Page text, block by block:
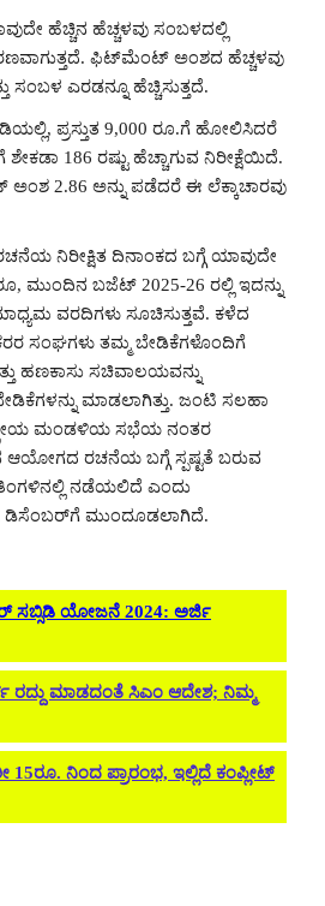
ಹೆಚ್ಚಿನ ಹೆಚ್ಚಳವು ಸಂಬಳದಲ್ಲಿ
ಫಿಟ್‌ಮೆಂಟ್ ಅಂಶದ ಹೆಚ್ಚಳವು
ಎರಡನ್ನೂ ಹೆಚ್ಚಿಸುತ್ತದೆ.
ಪ್ರಸ್ತುತ 9,000 ರೂ.ಗೆ ಹೋಲಿಸಿದರೆ
186 ರಷ್ಟು ಹೆಚ್ಚಾಗುವ ನಿರೀಕ್ಷೆಯಿದೆ.
ಅಂಶ 2.86 ಅನ್ನು ಪಡೆದರೆ ಈ ಲೆಕ್ಕಾಚಾರವು
ನಿರೀಕ್ಷಿತ ದಿನಾಂಕದ ಬಗ್ಗೆ ಯಾವುದೇ
ಮುಂದಿನ ಬಜೆಟ್ 2025-26 ರಲ್ಲಿ ಇದನ್ನು
ವರದಿಗಳು ಸೂಚಿಸುತ್ತವೆ. ಕಳೆದ
ಸಂಘಗಳು ತಮ್ಮ ಬೇಡಿಕೆಗಳೊಂದಿಗೆ
ಹಣಕಾಸು ಸಚಿವಾಲಯವನ್ನು
ಮಾಡಲಾಗಿತ್ತು. ಜಂಟಿ ಸಲಹಾ
ಮಂಡಳಿಯ ಸಭೆಯ ನಂತರ
ಆಯೋಗದ ರಚನೆಯ ಬಗ್ಗೆ ಸ್ಪಷ್ಟತೆ ಬರುವ
ನಡೆಯಲಿದೆ ಎಂದು
ಡಿಸೆಂಬರ್‌ಗೆ ಮುಂದೂಡಲಾಗಿದೆ.
ಸಬ್ಸಿಡಿ ಯೋಜನೆ 2024: ಅರ್ಜಿ
ಮಾಡದಂತೆ ಸಿಎಂ ಆದೇಶ; ನಿಮ್ಮ
ನಿಂದ ಪ್ರಾರಂಭ, ಇಲ್ಲಿದೆ ಕಂಪ್ಲೀಟ್